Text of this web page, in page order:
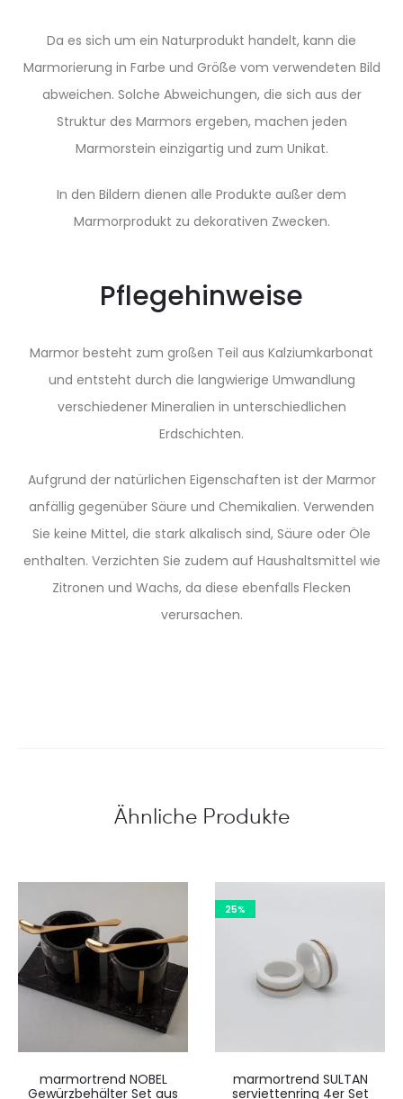
Da es sich um ein Naturprodukt handelt, kann die
Marmorierung in Farbe und Größe vom verwendeten Bild
abweichen. Solche Abweichungen, die sich aus der
Struktur des Marmors ergeben, machen jeden
Marmorstein einzigartig und zum Unikat.
In den Bildern dienen alle Produkte außer dem
Marmorprodukt zu dekorativen Zwecken.
Pflegehinweise
Marmor besteht zum großen Teil aus Kalziumkarbonat
und entsteht durch die langwierige Umwandlung
verschiedener Mineralien in unterschiedlichen
Erdschichten.
Aufgrund der natürlichen Eigenschaften ist der Marmor
anfällig gegenüber Säure und Chemikalien. Verwenden
Sie keine Mittel, die stark alkalisch sind, Säure oder Öle
enthalten. Verzichten Sie zudem auf Haushaltsmittel wie
Zitronen und Wachs, da diese ebenfalls Flecken
verursachen.
Ähnliche Produkte
marmortrend NOBEL
Gewürzbehälter Set aus
25%
marmortrend SULTAN
serviettenring 4er Set